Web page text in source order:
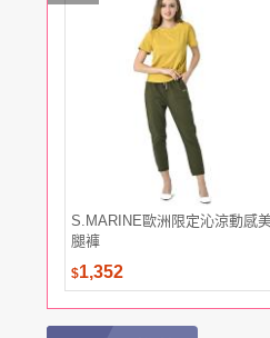
S.MARINE歐洲限定沁涼動感
腿褲
$1,352